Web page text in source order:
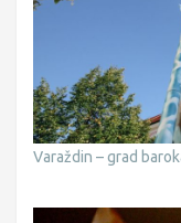
Varaždin – grad